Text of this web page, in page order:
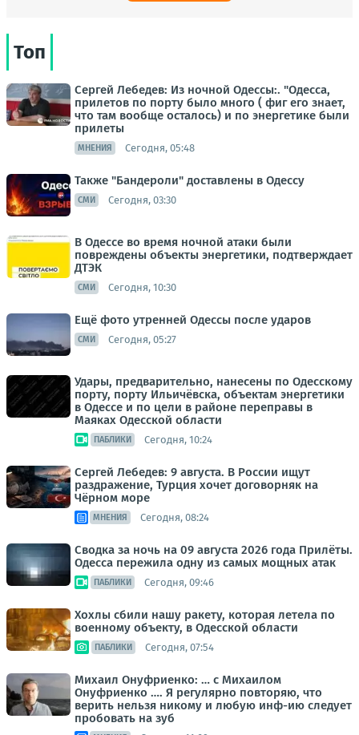
Топ
Сергей Лебедев: Из ночной Одессы:. "Одесса,
прилетов по порту было много ( фиг его знает,
что там вообще осталось) и по энергетике были
прилеты
МНЕНИЯ Сегодня, 05:48
Также "Бандероли" доставлены в Одессу
СМИ Сегодня, 03:30
В Одессе во время ночной атаки были
повреждены объекты энергетики, подтверждает
ДТЭК
СМИ Сегодня, 10:30
Ещё фото утренней Одессы после ударов
СМИ Сегодня, 05:27
Удары, предварительно, нанесены по Одесскому
порту, порту Ильичёвска, объектам энергетики
в Одессе и по цели в районе переправы в
Маяках Одесской области
ПАБЛИКИ Сегодня, 10:24
Сергей Лебедев: 9 августа. В России ищут
раздражение, Турция хочет договорняк на
Чёрном море
МНЕНИЯ Сегодня, 08:24
Сводка за ночь на 09 августа 2026 года Прилёты.
Одесса пережила одну из самых мощных атак
ПАБЛИКИ Сегодня, 09:46
Хохлы сбили нашу ракету, которая летела по
военному объекту, в Одесской области
ПАБЛИКИ Сегодня, 07:54
Михаил Онуфриенко: … с Михаилом
Онуфриенко …. Я регулярно повторяю, что
верить нельзя никому и любую инф-ию следует
пробовать на зуб